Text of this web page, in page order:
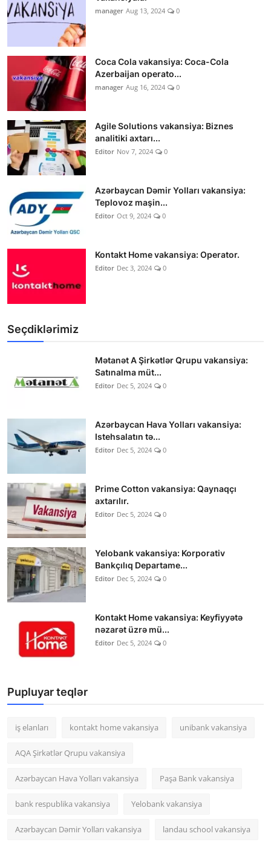
manager Aug 13, 2024 0
Coca Cola vakansiya: Coca-Cola
Azerbaijan operato...
manager Aug 16, 2024 0
Agile Solutions vakansiya: Biznes
analitiki axtarı...
Editor Nov 7, 2024 0
Azərbaycan Dəmir Yolları vakansiya:
Teplovoz maşin...
Editor Oct 9, 2024 0
Kontakt Home vakansiya: Operator.
Editor Dec 3, 2024 0
Seçdiklərimiz
Mətanət A Şirkətlər Qrupu vakansiya:
Satınalma müt...
Editor Dec 5, 2024 0
Azərbaycan Hava Yolları vakansiya:
Istehsalatın tə...
Editor Dec 5, 2024 0
Prime Cotton vakansiya: Qaynaqçı
axtarılır.
Editor Dec 5, 2024 0
Yelobank vakansiya: Korporativ
Bankçılıq Departame...
Editor Dec 5, 2024 0
Kontakt Home vakansiya: Keyfiyyətə
nəzarət üzrə mü...
Editor Dec 5, 2024 0
Pupluyar teqlər
iş elanları kontakt home vakansiya unibank vakansiya
AQA Şirkətlər Qrupu vakansiya
Azərbaycan Hava Yolları vakansiya Paşa Bank vakansiya
bank respublika vakansiya Yelobank vakansiya
Azərbaycan Dəmir Yolları vakansiya landau school vakansiya